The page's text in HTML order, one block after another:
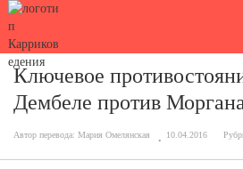
Ключевое
Дембеле против
Автор перевода: Мария Омелянская 10.04.2016